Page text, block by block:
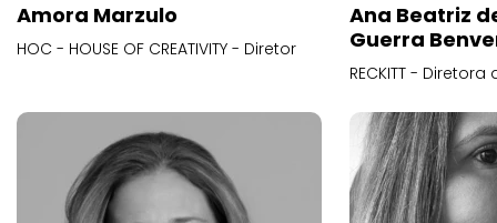
Amora Marzulo
HOC - HOUSE OF CREATIVITY - Diretor
Ana Beatriz
Guerra
RECKITT -